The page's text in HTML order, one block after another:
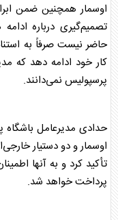
اوسمارهمچنین ضمن ابراز
تصمیم‌گیری درباره
حاضر نیست صرفاً به
کار خود ادامه دهد که
پرسپولیس نمی‌دانند.
حدادی مدیرعامل باشگاه
اوسمارو دو دستیار
تأکید کرد و به آنها
پرداخت خواهد شد.